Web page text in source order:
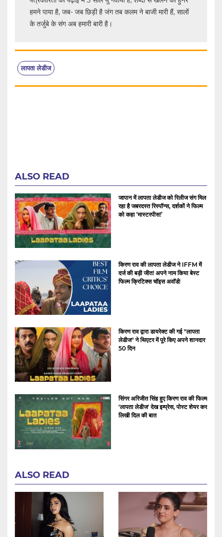
हमने पाया है, जब- जब छिड़ी है जंग तब कलम ने बाजी मारी हैं, सालों
के तर्जुबे के संग अब हमारी बारी है।
लापता लेडीज
ALSO READ
जापान में लापता लेडीज को रिलीज संग मिल
रहा है जबरदस्त रिस्पॉन्स, दर्शकों ने फिल्म
को कहा ‘मास्टरपीस!’
किरण राव की लापता लेडीज ने IFFM में
दर्ज की बड़ी जीत! अपने नाम किया बेस्ट
फिल्म क्रिटिक्स चॉइस अवॉर्ड!
किरण राव द्वारा डायरेक्ट की गई "लापता
लेडीज" ने थिएटर में पूरे किए अपने शानदार
50 दिन
सिंगर अरिजीत सिंह हुए किरण राव की फिल्म
'लापता लेडीज' देख इम्प्रेस, पोस्ट शेयर कर
लिखी दिल की बात
ALSO READ